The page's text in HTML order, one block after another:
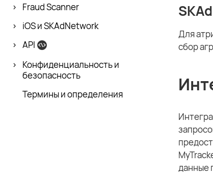
Fraud Scanner
iOS и SKAdNetwork
API
Конфиденци­альность и
безопасность
Термины и определения
Для
сбор
данные